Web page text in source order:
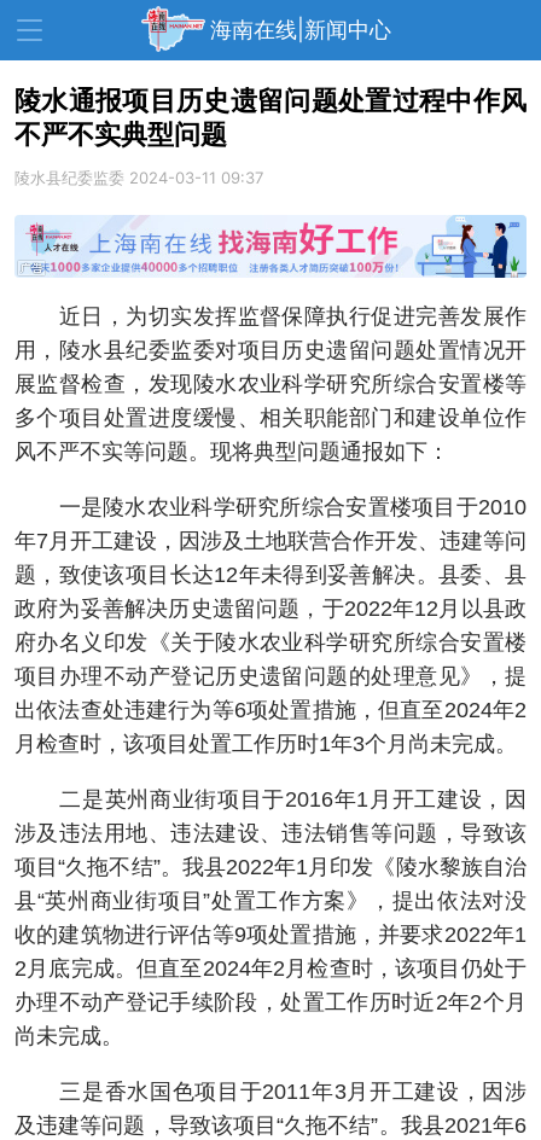
海南在线|新闻中心
资讯中心 热点
教育 健康 房产
生活 演出 活动
展会 走读海南 周末去哪儿
人才在线 天涯企服
陵水通报项目历史遗留问题处置过程中作风
不严不实典型问题
陵水县纪委监委 2024-03-11 09:37
近日，为切实发挥监督保障执行促进完善发展作
用，陵水县纪委监委对项目历史遗留问题处置情况开
展监督检查，发现陵水农业科学研究所综合安置楼等
多个项目处置进度缓慢、相关职能部门和建设单位作
风不严不实等问题。现将典型问题通报如下：
一是陵水农业科学研究所综合安置楼项目于2010
年7月开工建设，因涉及土地联营合作开发、违建等问
题，致使该项目长达12年未得到妥善解决。县委、县
政府为妥善解决历史遗留问题，于2022年12月以县政
府办名义印发《关于陵水农业科学研究所综合安置楼
项目办理不动产登记历史遗留问题的处理意见》，提
出依法查处违建行为等6项处置措施，但直至2024年2
月检查时，该项目处置工作历时1年3个月尚未完成。
二是英州商业街项目于2016年1月开工建设，因
涉及违法用地、违法建设、违法销售等问题，导致该
项目“久拖不结”。我县2022年1月印发《陵水黎族自治
县“英州商业街项目”处置工作方案》，提出依法对没
收的建筑物进行评估等9项处置措施，并要求2022年1
2月底完成。但直至2024年2月检查时，该项目仍处于
办理不动产登记手续阶段，处置工作历时近2年2个月
尚未完成。
三是香水国色项目于2011年3月开工建设，因涉
及违建等问题，导致该项目“久拖不结”。我县2021年6